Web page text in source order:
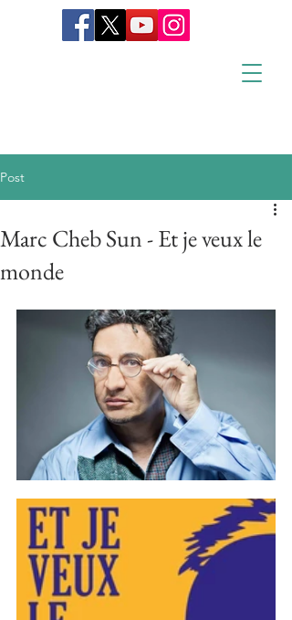
Post
Marc Cheb Sun - Et je veux le
monde